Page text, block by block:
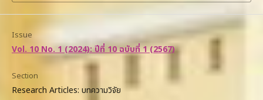
Issue
Vol. 10 No. 1 (2024): ปีที่ 10 ฉบับที่ 1 (2567)
Section
Research Articles: บทความวิจัย